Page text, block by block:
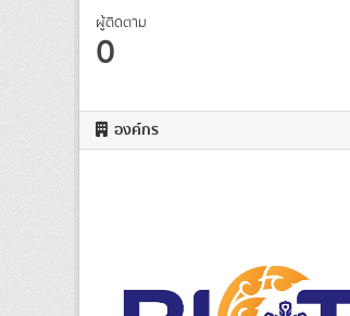
ผู้ติดตาม
0
องค์กร